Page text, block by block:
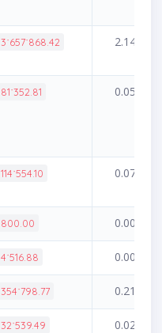
3˙657˙868.42 2.14%
81˙352.81 0.05%
114˙554.10 0.07%
800.00 0.00%
4˙516.88 0.00%
354˙798.77 0.21%
32˙539.49 0.02%